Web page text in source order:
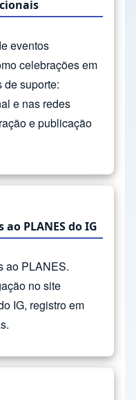
eventos
celebrações em
suporte:
e nas redes
e publicação
PLANES do IG
ao PLANES.
no site
IG, registro em